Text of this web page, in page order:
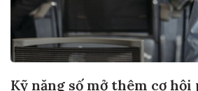
Kỹ năng số mở thêm cơ